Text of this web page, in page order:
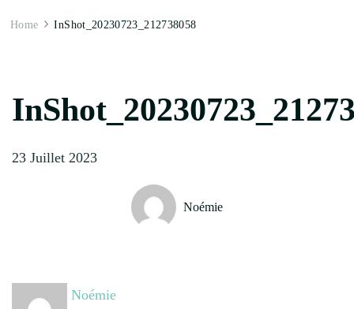
Home InShot_20230723_212738058
23 Juillet 2023
Noémie
Noémie